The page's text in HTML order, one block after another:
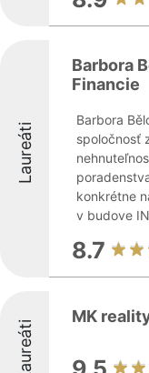
Laureáti
Barbora
Financie
Barbora
spoločnosť
konkrétne
v budove
8.7
Laureáti
MK